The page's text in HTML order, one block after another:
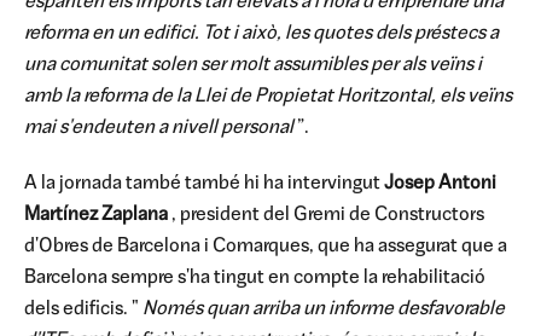
reforma en un edifici. Tot i això, les quotes dels préstecs a
una comunitat solen ser molt assumibles per als veïns i
amb la reforma de la Llei de Propietat Horitzontal, els veïns
mai s'endeuten a nivell personal”.
A la jornada també també hi ha intervingutJosep Antoni
Martínez Zaplana , president del Gremi de Constructors
d'Obres de Barcelona i Comarques, que ha assegurat que a
Barcelona sempre s'ha tingut en compte la rehabilitació
dels edificis. " Només quan arriba un informe desfavorable